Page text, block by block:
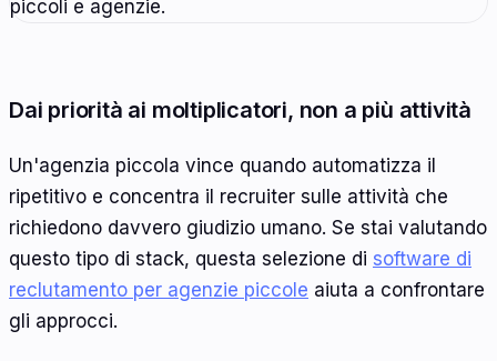
Dai priorità ai moltiplicatori, non a più attività
Un'agenzia piccola vince quando automatizza il
ripetitivo e concentra il recruiter sulle attività che
richiedono davvero giudizio umano. Se stai valutando
questo tipo di stack, questa selezione di software di
reclutamento per agenzie piccole aiuta a confrontare
gli approcci.